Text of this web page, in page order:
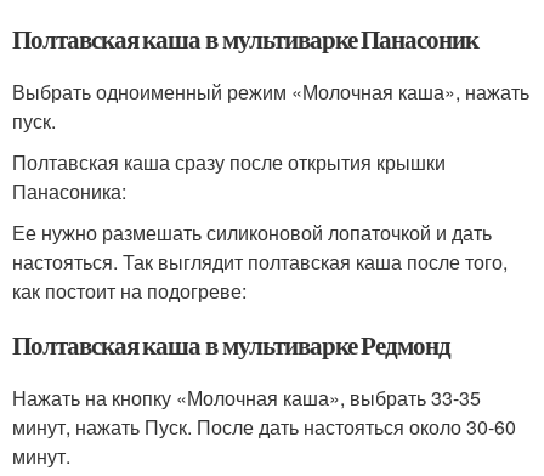
Полтавская каша в мультиварке Панасоник
Выбрать одноименный режим «Молочная каша», нажать
пуск.
Полтавская каша сразу после открытия крышки
Панасоника:
Ее нужно размешать силиконовой лопаточкой и дать
настояться. Так выглядит полтавская каша после того,
как постоит на подогреве:
Полтавская каша в мультиварке Редмонд
Нажать на кнопку «Молочная каша», выбрать 33-35
минут, нажать Пуск. После дать настояться около 30-60
минут.